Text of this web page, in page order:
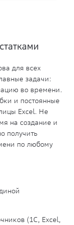
для всех
задачи:
во времени.
и постоянные
Excel. Не
на создание и
получить
по любому
(1С, Excel,